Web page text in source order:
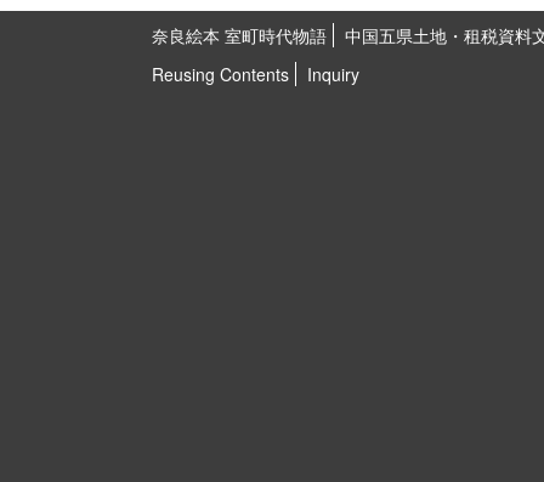
奈良絵本 室町時代物語
中国五県土地・租税資料
Reusing Contents
Inquiry